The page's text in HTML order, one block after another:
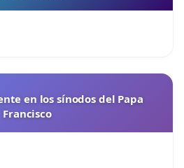
en los sínodos del Papa
Francisco